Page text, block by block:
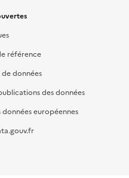
référence
données
des données
données européennes